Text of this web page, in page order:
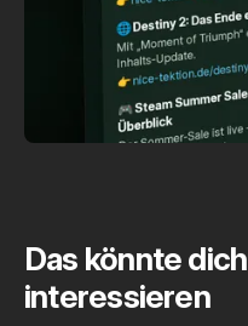
Das könnte dich
interessieren